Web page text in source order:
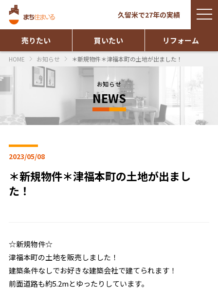
久留米で27年の実績
売りたい 買いたい リフォーム
HOME お知らせ ＊新規物件＊津福本町の土地が出ました！
お知らせ
NEWS
2023/05/08
＊新規物件＊津福本町の土地が出まし
た！
☆新規物件☆
津福本町の土地を販売しました！
建築条件なしでお好きな建築会社で建てられます！
前面道路も約5.2mとゆったりしています。